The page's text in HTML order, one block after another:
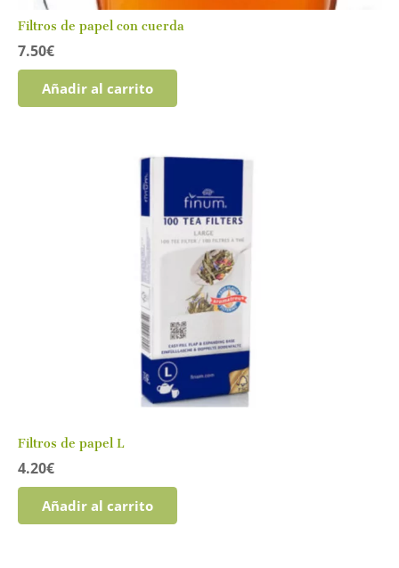
Filtros de papel con cuerda
7.50€
Añadir al carrito
Filtros de papel L
4.20€
Añadir al carrito